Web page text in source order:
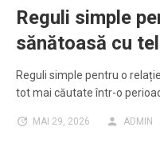
Reguli simple
sănătoasă cu
Reguli simple pentru o
tot mai căutate într-o
MAI 29, 2026 ADMIN